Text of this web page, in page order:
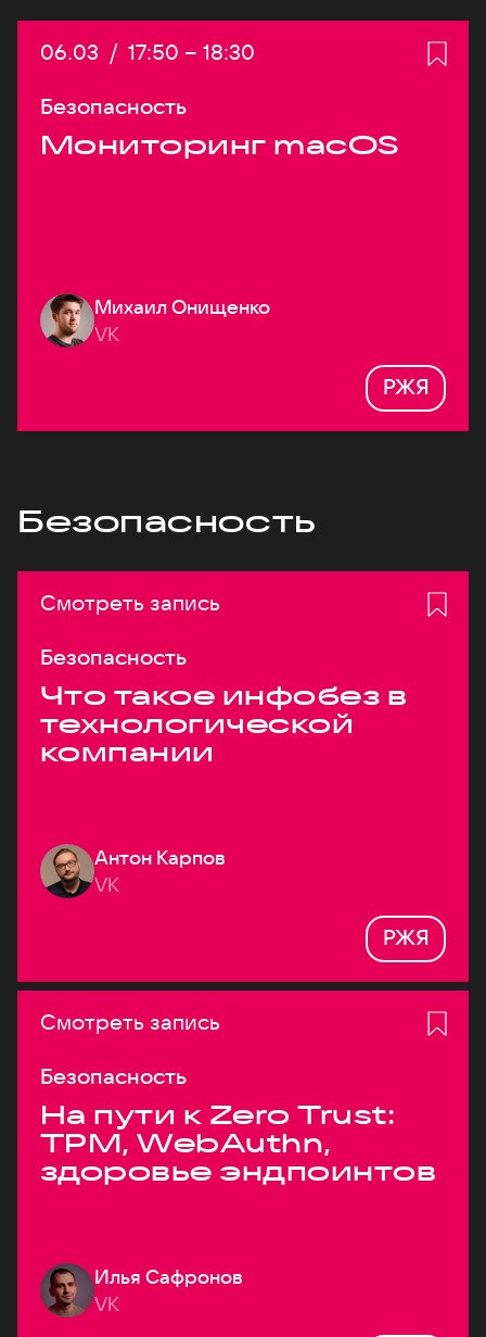
Дата:
06.03 / Начало:
17:50 – Конец:
18:30
Безопасность
Мониторинг macOS
Михаил Онищенко
VK
РЖЯ
Безопасность
Смотреть запись
Безопасность
Что такое инфобез в
технологической
компании
Антон Карпов
VK
РЖЯ
Смотреть запись
Безопасность
На пути к Zero Trust:
TPM, WebAuthn,
здоровье эндпоинтов
Илья Сафронов
VK